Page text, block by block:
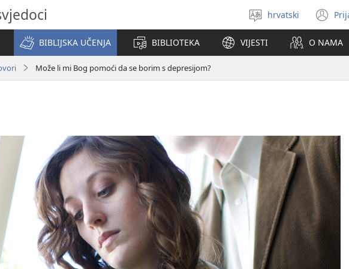
Izaberi
jezik
hrvatski
se
novi
BIBLIJSKA UČENJA BIBLIOTEKA VIJESTI O NAMA
Može li mi Bog pomoći da se borim s depresijom?